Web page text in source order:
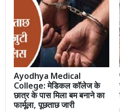
Ayodhya Medical
College: मेडिकल कॉलेज के
छात्र के पास मिला बम बनाने का
फार्मूला, पूछताछ जारी